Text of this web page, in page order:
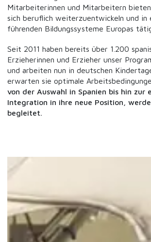
Mitarbeiterinnen und Mitarbeitern bieten
sich beruflich weiterzuentwickeln und in
führenden Bildungssysteme Europas
Seit 2011 haben bereits über 1.200
Erzieherinnen und Erzieher unser
und arbeiten nun in deutschen
erwarten sie optimale
von der Auswahl in Spanien bis hin zur
Integration in ihre neue Position,
begleitet.